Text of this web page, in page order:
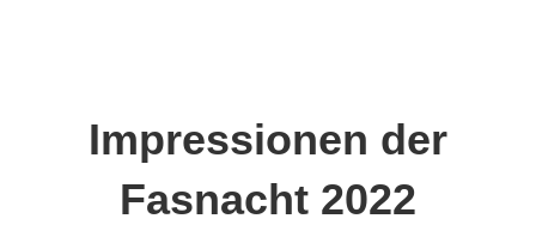
Impressionen der
Fasnacht 2022